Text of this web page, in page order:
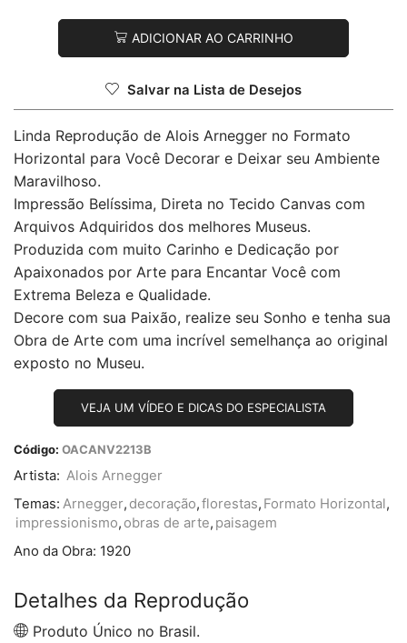
ADICIONAR AO CARRINHO
Salvar na Lista de Desejos
Linda Reprodução de Alois Arnegger no Formato
Horizontal para Você Decorar e Deixar seu Ambiente
Maravilhoso.
Impressão Belíssima, Direta no Tecido Canvas com
Arquivos Adquiridos dos melhores Museus.
Produzida com muito Carinho e Dedicação por
Apaixonados por Arte para Encantar Você com
Extrema Beleza e Qualidade.
Decore com sua Paixão, realize seu Sonho e tenha sua
Obra de Arte com uma incrível semelhança ao original
exposto no Museu.
VEJA UM VÍDEO E DICAS DO ESPECIALISTA
Código: OACANV2213B
Artista: Alois Arnegger
Temas: Arnegger, decoração,florestas, Formato Horizontal,
impressionismo, obras de arte, paisagem
Ano da Obra: 1920
Detalhes da Reprodução
Produto Único no Brasil.